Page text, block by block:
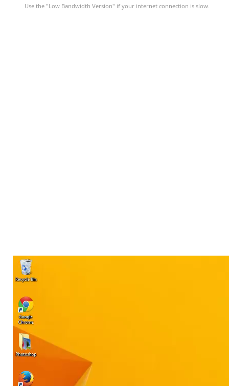
Use the "Low Bandwidth Version" if your internet connection is slow.